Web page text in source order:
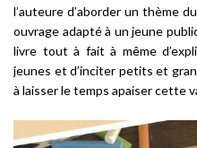
l’auteure d’aborder un thème
ouvrage adapté à un jeune
livre tout à fait à même
jeunes et d’inciter petits et
à laisser le temps apaiser cette